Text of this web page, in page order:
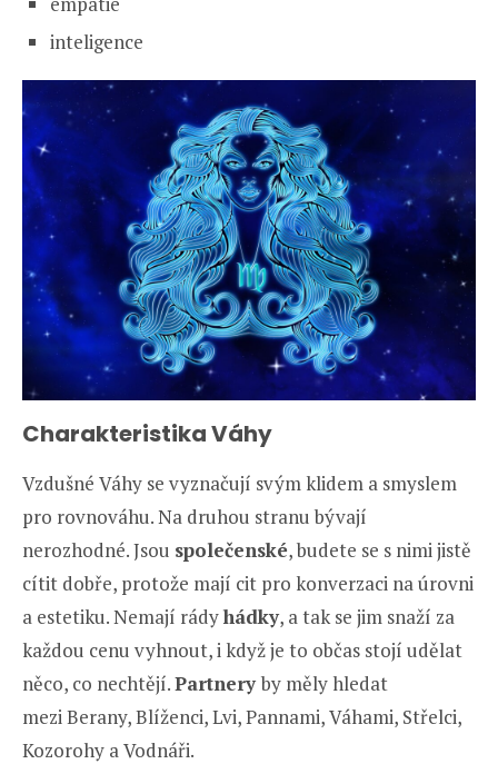
inteligence
Charakteristika Váhy
Vzdušné Váhy se vyznačují svým klidem a smyslem
pro rovnováhu. Na druhou stranu bývají
nerozhodné. Jsou společenské, budete se s nimi jistě
cítit dobře, protože mají cit pro konverzaci na úrovni
a estetiku. Nemají rádyhádky, a tak se jim snaží za
každou cenu vyhnout, i když je to občas stojí udělat
něco, co nechtějí.Partneryby měly hledat
mezi Berany, Blíženci, Lvi, Pannami, Váhami, Střelci,
Kozorohy a Vodnáři.